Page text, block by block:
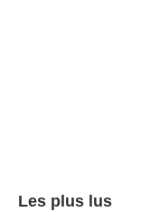
Les plus lus